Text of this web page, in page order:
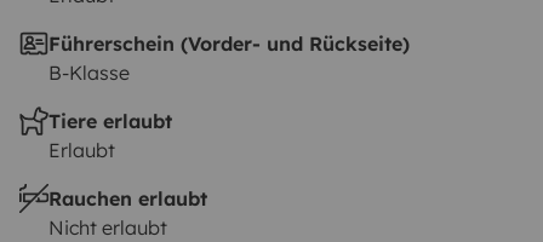
Führerschein (Vorder- und Rückseite)
B-Klasse
Tiere erlaubt
Erlaubt
Rauchen erlaubt
Nicht erlaubt